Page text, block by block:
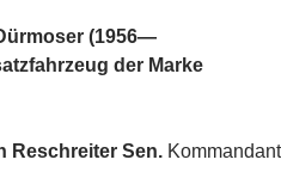
(1956—
der Marke
Reschreiter Sen.